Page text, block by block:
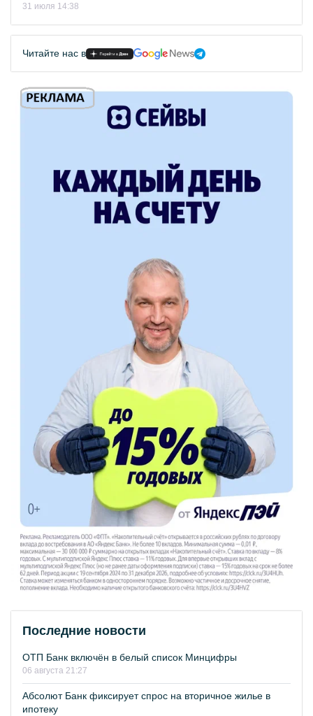
31 июля 14:38
Читайте нас в
Последние новости
ОТП Банк включён в белый список Минцифры
06 августа 21:27
Абсолют Банк фиксирует спрос на вторичное жилье в
ипотеку